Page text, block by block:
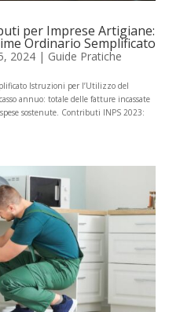
per Imprese Artigiane:
Ordinario Semplificato
2024| Guide Pratiche
Istruzioni per l’Utilizzo del
annuo: totale delle fatture incassate
sostenute. Contributi INPS 2023: